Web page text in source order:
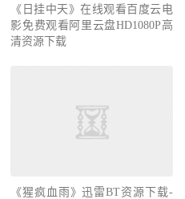
《日挂中天》在线观看百度云电
影免费观看阿里云盘HD1080P高
清资源下载
《猩疯血雨》迅雷BT资源下载-